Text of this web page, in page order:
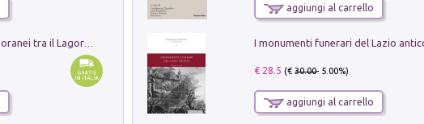
Pastori. Sguardi contemporanei tra il Lagorai e la pianura. Ediz. illustrata
aggiungi al carrello
€ 28.5 (€30.00- 5.00%)
aggiungi al carrello